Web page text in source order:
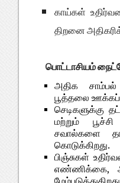
காய்கள்
திறனை
பொட்டாசியம்
அதிக
பூத்தலை
செடிகளுக்கு
மற்றும்
சவால்களை
கொடுக்கிறது.
பிஞ்சுகள்
எண்ணிக்கை,